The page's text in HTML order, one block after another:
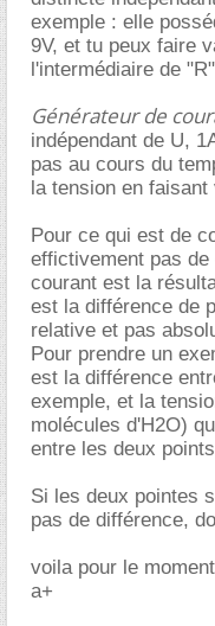
exemple : elle
9V, et tu peux faire
l'intermédiaire de
Générateur de
indépendant de U,
pas au cours du
la tension en
Pour ce qui est de
effictivement pas
courant est la
est la différence de
relative et pas
Pour prendre un
est la différence
exemple, et la
molécules d'H2O)
entre les deux points
Si les deux pointes
pas de différence,
voila pour le
a+